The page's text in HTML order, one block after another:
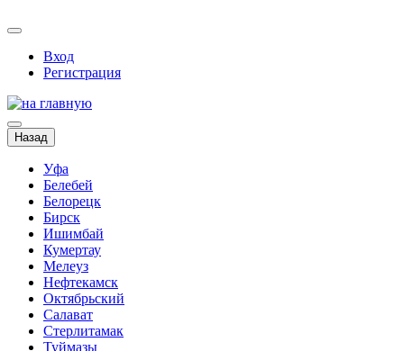
Вход
Регистрация
Назад
Уфа
Белебей
Белорецк
Бирск
Ишимбай
Кумертау
Мелеуз
Нефтекамск
Октябрьский
Салават
Стерлитамак
Туймазы